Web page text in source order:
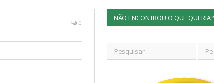
0
NÃO ENCONTROU O QUE QUERIA?